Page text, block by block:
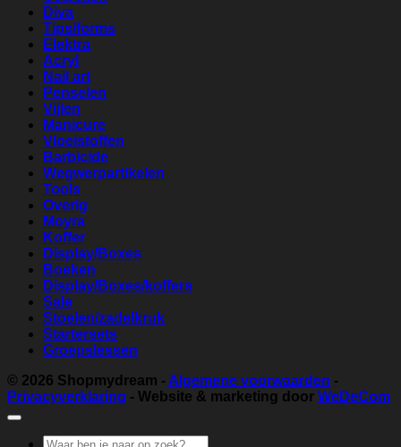
Diva
Tips/forms
Elektra
Acryl
Nail art
Penselen
Vijlen
Manicure
Vloeistoffen
Barbicide
Wegwerpartikelen
Tools
Overig
Moyra
Koffer
Display/Boxes
Boeken
Display/Boxes/koffers
Sale
Stoelen/zadelkruk
Startersets
Groepslessen
© 2026 Shopmydream - Algemene voorwaarden -
Privacyverklaring - Website & marketing door WeDeCom
Zoeken